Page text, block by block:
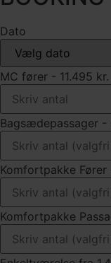
Dato
MC fører - 11.495
Bagsædepassager -
Komfortpakke
Komfortpakke